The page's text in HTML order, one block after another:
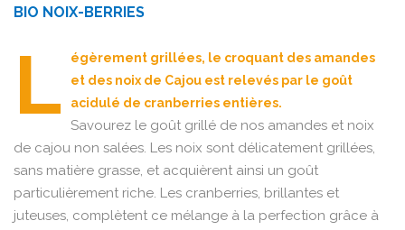
BIO NOIX-BERRIES
L
égèrement grillées, le croquant des amandes
et des noix de Cajou est relevés par le goût
acidulé de cranberries entières.
Savourez le goût grillé de nos amandes et noix
de cajou non salées. Les noix sont délicatement grillées,
sans matière grasse, et acquièrent ainsi un goût
particulièrement riche. Les cranberries, brillantes et
juteuses, complètent ce mélange à la perfection grâce à